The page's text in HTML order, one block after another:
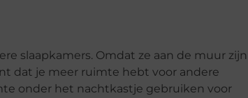
slaapkamers. Omdat ze aan de muur zijn
dat je meer ruimte hebt voor andere
onder het nachtkastje gebruiken voor